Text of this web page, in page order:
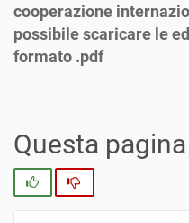
cooperazione
possibile scaricare le
formato .pdf
Questa